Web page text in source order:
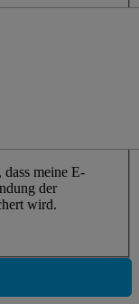
meine E-
der
wird.